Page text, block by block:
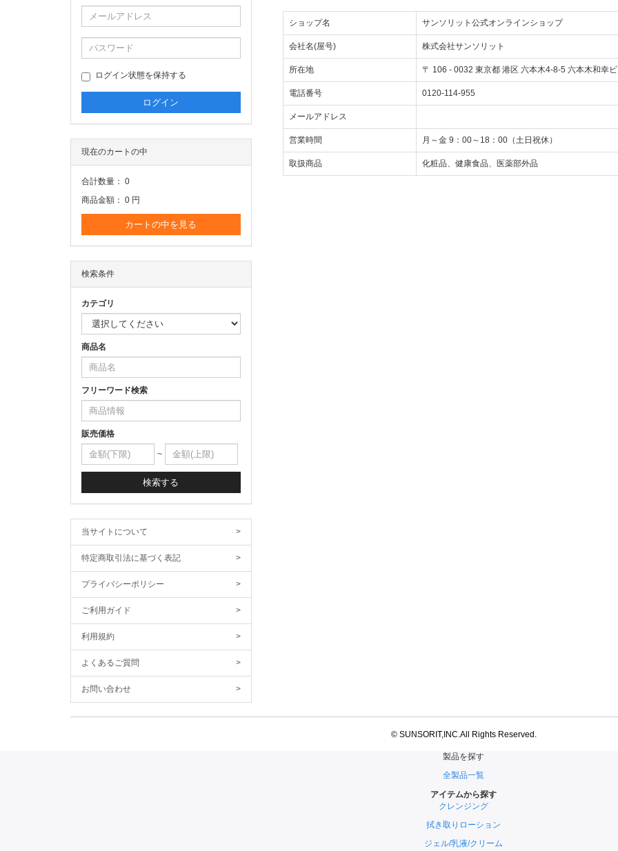
ログイン状態を保持する
現在のカートの中
合計数量： 0
商品金額： 0 円
カートの中を見る
検索条件
カテゴリ
商品名
フリーワード検索
販売価格
~
検索する
当サイトについて >
特定商取引法に基づく表記 >
プライバシーポリシー >
ご利用ガイド >
利用規約 >
よくあるご質問 >
お問い合わせ >
ショップ名 サンソリット公式オンラインショップ
会社名(屋号) 株式会社サンソリット
所在地 〒 106 -0032 東京都 港区 六本木4-8-5 六本木和幸
電話番号 0120-114-955
メールアドレス
営業時間 月～金 9：00～18：00（土日祝休）
取扱商品 化粧品、健康食品、医薬部外品
© SUNSORIT,INC.All Rights Reserved.
製品を探す
全製品一覧
アイテムから探す
クレンジング
拭き取りローション
ジェル/乳液/クリーム